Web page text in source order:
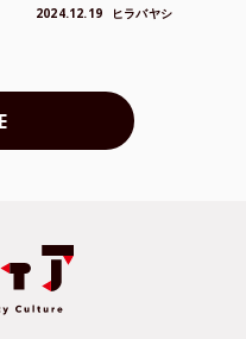
2024.12.19 ヒラバヤシ